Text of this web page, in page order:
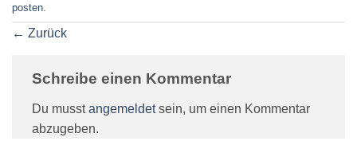
posten
← Zurück
Schreibe einen Kommentar
Du musstangemeldetsein, um einen Kommentar
abzugeben.